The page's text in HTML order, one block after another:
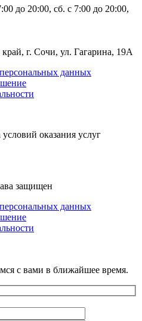
до 20:00, сб. с 7:00 до 20:00,
г. Сочи, ул. Гагарина, 19А
данных
оказания услуг
защищен
данных
с вами в ближайшее время.